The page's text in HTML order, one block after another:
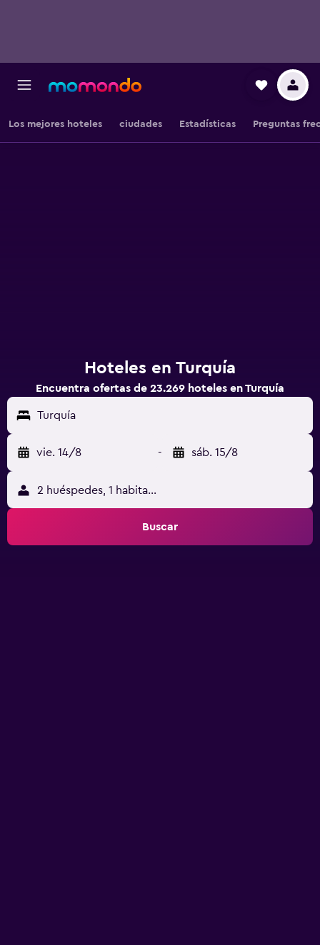
Los mejores hoteles ciudades Estadísticas Preguntas
Hoteles en Turquía
Encuentra ofertas de 23.269 hoteles en Turquía
Turquía
vie. 14/8 - sáb. 15/8
2 huéspedes, 1 habitación
Buscar